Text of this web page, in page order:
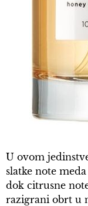
U ovom
slatke note
dok citrusne
razigrani obrt u